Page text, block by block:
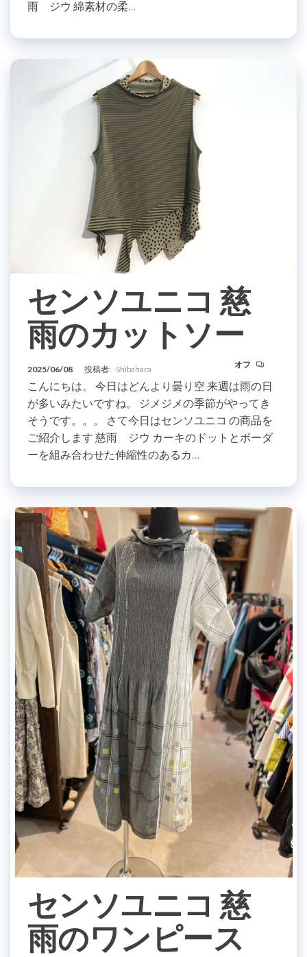
雨 ジウ 綿素材の柔…
センソユニコ 慈
雨のカットソー
2025/06/08 投稿者: Shibahara オフ
こんにちは。 今日はどんより曇り空 来週は雨の日
が多いみたいですね。 ジメジメの季節がやってき
そうです。。。 さて今日はセンソユニコ の商品を
ご紹介します 慈雨 ジウ カーキのドットとボーダ
ーを組み合わせた伸縮性のあるカ…
センソユニコ 慈
雨のワンピース